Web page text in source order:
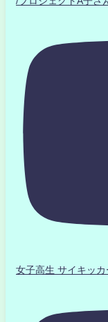
女子高生 サイキッカ